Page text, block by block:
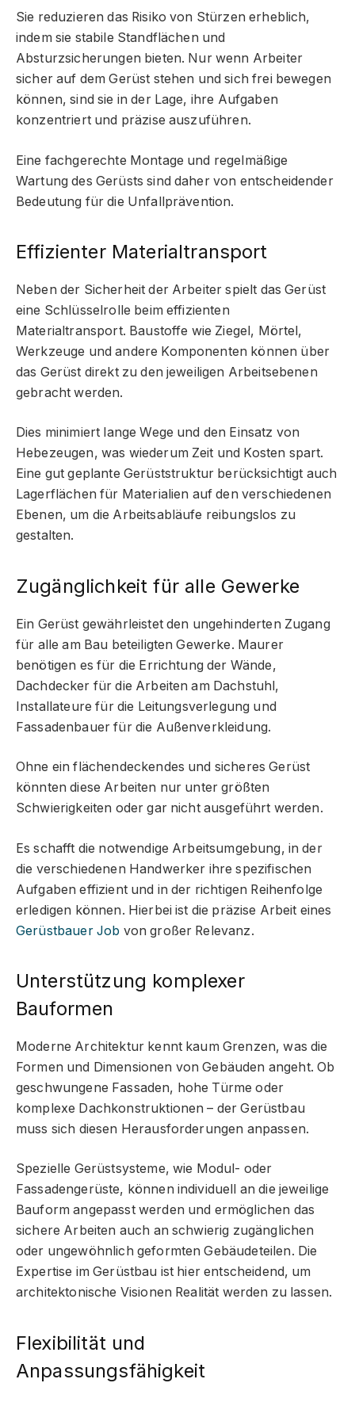
Sie reduzieren das Risiko von Stürzen erheblich,
indem sie stabile Standflächen und
Absturzsicherungen bieten. Nur wenn Arbeiter
sicher auf dem Gerüst stehen und sich frei bewegen
können, sind sie in der Lage, ihre Aufgaben
konzentriert und präzise auszuführen.
Eine fachgerechte Montage und regelmäßige
Wartung des Gerüsts sind daher von entscheidender
Bedeutung für die Unfallprävention.
Effizienter Materialtransport
Neben der Sicherheit der Arbeiter spielt das Gerüst
eine Schlüsselrolle beim effizienten
Materialtransport. Baustoffe wie Ziegel, Mörtel,
Werkzeuge und andere Komponenten können über
das Gerüst direkt zu den jeweiligen Arbeitsebenen
gebracht werden.
Dies minimiert lange Wege und den Einsatz von
Hebezeugen, was wiederum Zeit und Kosten spart.
Eine gut geplante Gerüststruktur berücksichtigt auch
Lagerflächen für Materialien auf den verschiedenen
Ebenen, um die Arbeitsabläufe reibungslos zu
gestalten.
Zugänglichkeit für alle Gewerke
Ein Gerüst gewährleistet den ungehinderten Zugang
für alle am Bau beteiligten Gewerke. Maurer
benötigen es für die Errichtung der Wände,
Dachdecker für die Arbeiten am Dachstuhl,
Installateure für die Leitungsverlegung und
Fassadenbauer für die Außenverkleidung.
Ohne ein flächendeckendes und sicheres Gerüst
könnten diese Arbeiten nur unter größten
Schwierigkeiten oder gar nicht ausgeführt werden.
Es schafft die notwendige Arbeitsumgebung, in der
die verschiedenen Handwerker ihre spezifischen
Aufgaben effizient und in der richtigen Reihenfolge
erledigen können. Hierbei ist die präzise Arbeit eines
Gerüstbauer Job von großer Relevanz.
Unterstützung komplexer
Bauformen
Moderne Architektur kennt kaum Grenzen, was die
Formen und Dimensionen von Gebäuden angeht. Ob
geschwungene Fassaden, hohe Türme oder
komplexe Dachkonstruktionen – der Gerüstbau
muss sich diesen Herausforderungen anpassen.
Spezielle Gerüstsysteme, wie Modul- oder
Fassadengerüste, können individuell an die jeweilige
Bauform angepasst werden und ermöglichen das
sichere Arbeiten auch an schwierig zugänglichen
oder ungewöhnlich geformten Gebäudeteilen. Die
Expertise im Gerüstbau ist hier entscheidend, um
architektonische Visionen Realität werden zu lassen.
Flexibilität und
Anpassungsfähigkeit